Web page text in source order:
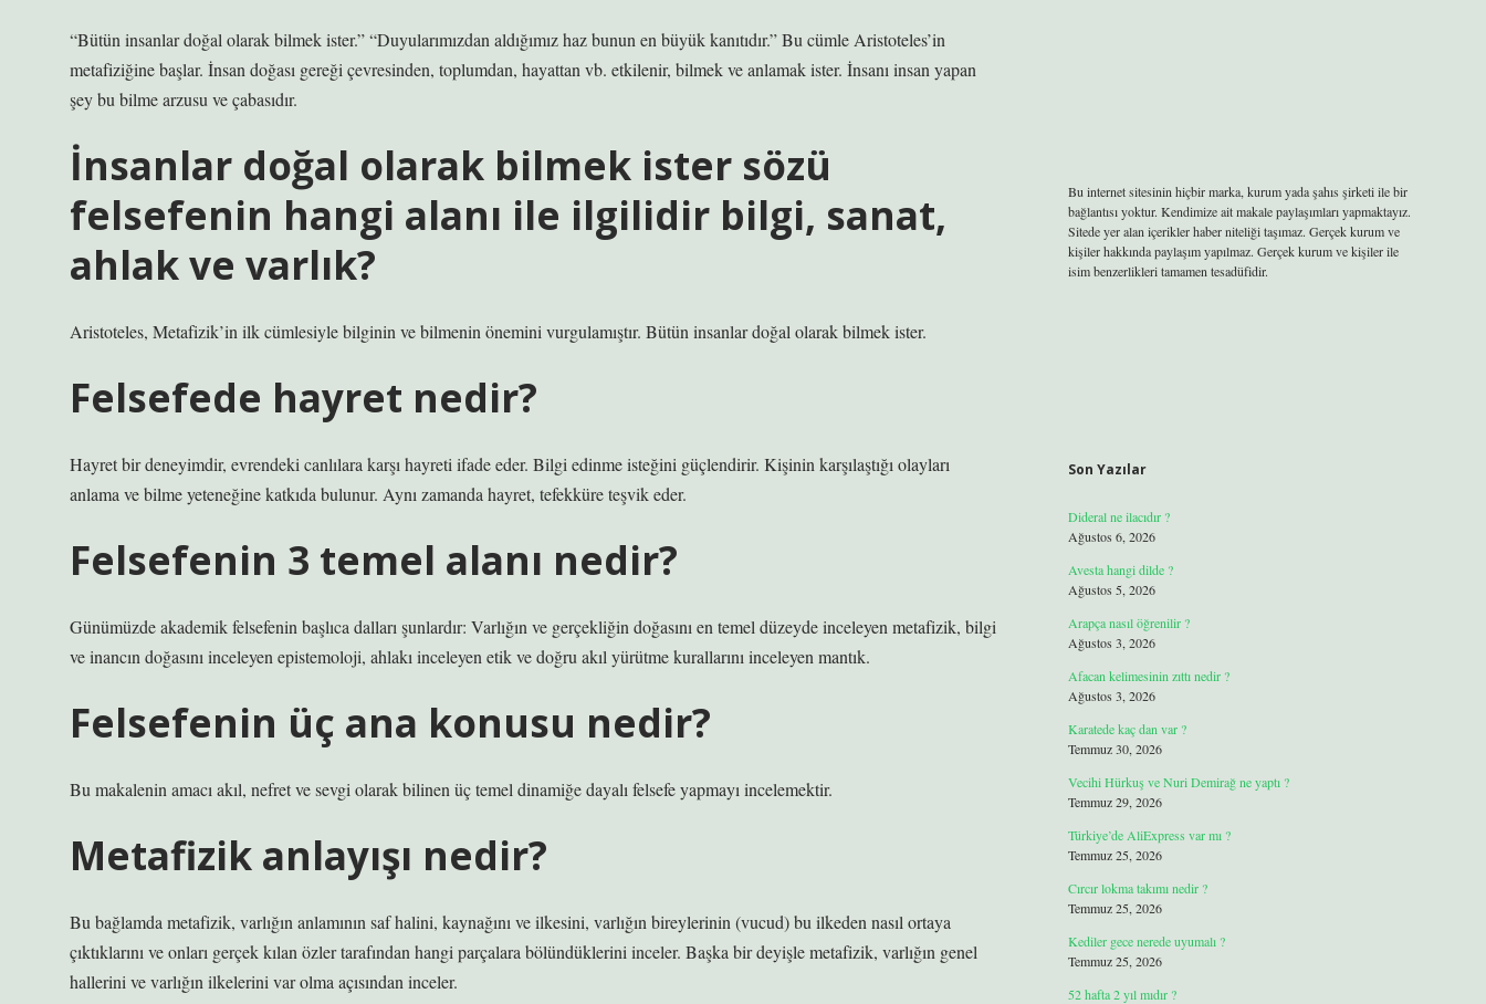
“Bütün insanlar doğal olarak bilmek ister.” “Duyularımızdan aldığımız haz bunun en büyük kanıtıdır.” Bu cümle Aristoteles’in
metafiziğine başlar. İnsan doğası gereği çevresinden, toplumdan, hayattan vb. etkilenir, bilmek ve anlamak ister. İnsanı insan yapan
şey bu bilme arzusu ve çabasıdır.
İnsanlar doğal olarak bilmek ister sözü
felsefenin hangi alanı ile ilgilidir bilgi, sanat,
ahlak ve varlık?
Aristoteles, Metafizik’in ilk cümlesiyle bilginin ve bilmenin önemini vurgulamıştır. Bütün insanlar doğal olarak bilmek ister.
Felsefede hayret nedir?
Hayret bir deneyimdir, evrendeki canlılara karşı hayreti ifade eder. Bilgi edinme isteğini güçlendirir. Kişinin karşılaştığı olayları
anlama ve bilme yeteneğine katkıda bulunur. Aynı zamanda hayret, tefekküre teşvik eder.
Felsefenin 3 temel alanı nedir?
Günümüzde akademik felsefenin başlıca dalları şunlardır: Varlığın ve gerçekliğin doğasını en temel düzeyde inceleyen metafizik, bilgi
ve inancın doğasını inceleyen epistemoloji, ahlakı inceleyen etik ve doğru akıl yürütme kurallarını inceleyen mantık.
Felsefenin üç ana konusu nedir?
Bu makalenin amacı akıl, nefret ve sevgi olarak bilinen üç temel dinamiğe dayalı felsefe yapmayı incelemektir.
Metafizik anlayışı nedir?
Bu bağlamda metafizik, varlığın anlamının saf halini, kaynağını ve ilkesini, varlığın bireylerinin (vucud) bu ilkeden nasıl ortaya
çıktıklarını ve onları gerçek kılan özler tarafından hangi parçalara bölündüklerini inceler. Başka bir deyişle metafizik, varlığın genel
hallerini ve varlığın ilkelerini var olma açısından inceler.
Bu internet sitesinin hiçbir marka, kurum yada şahıs şirketi ile bir
bağlantısı yoktur. Kendimize ait makale paylaşımları yapmaktayız.
Sitede yer alan içerikler haber niteliği taşımaz. Gerçek kurum ve
kişiler hakkında paylaşım yapılmaz. Gerçek kurum ve kişiler ile
isim benzerlikleri tamamen tesadüfidir.
Son Yazılar
Dideral ne ilacıdır ?
Ağustos 6, 2026
Avesta hangi dilde ?
Ağustos 5, 2026
Arapça nasıl öğrenilir ?
Ağustos 3, 2026
Afacan kelimesinin zıttı nedir ?
Ağustos 3, 2026
Karatede kaç dan var ?
Temmuz 30, 2026
Vecihi Hürkuş ve Nuri Demirağ ne yaptı ?
Temmuz 29, 2026
Türkiye’de AliExpress var mı ?
Temmuz 25, 2026
Cırcır lokma takımı nedir ?
Temmuz 25, 2026
Kediler gece nerede uyumalı ?
Temmuz 25, 2026
52 hafta 2 yıl mıdır ?